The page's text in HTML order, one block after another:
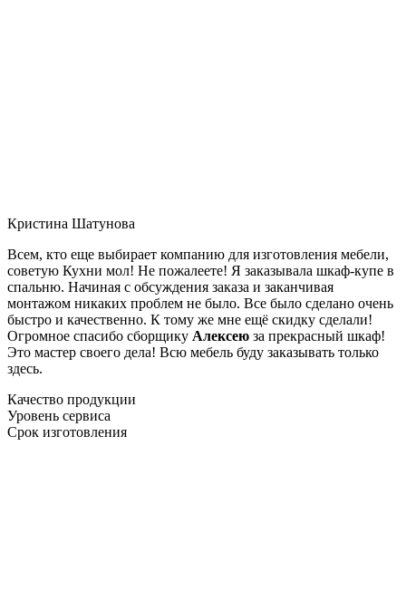
Кристина Шатунова
Всем, кто еще выбирает компанию для изготовления мебели,
советую Кухни мол! Не пожалеете! Я заказывала шкаф-купе в
спальню. Начиная с обсуждения заказа и заканчивая
монтажом никаких проблем не было. Все было сделано очень
быстро и качественно. К тому же мне ещё скидку сделали!
Огромное спасибо сборщику Алексею за прекрасный шкаф!
Это мастер своего дела! Всю мебель буду заказывать только
здесь.
Качество продукции
Уровень сервиса
Срок изготовления